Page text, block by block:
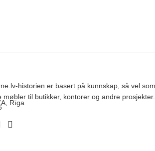
historien er basert på kunnskap, så vel som
møbler til butikker, kontorer og andre prosjekter.
Rīga